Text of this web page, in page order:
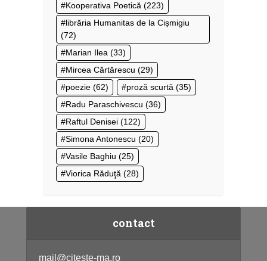
Kooperativa Poetică (223)
librăria Humanitas de la Cișmigiu
(72)
Marian Ilea (33)
Mircea Cărtărescu (29)
poezie (62) proză scurtă (35)
Radu Paraschivescu (36)
Raftul Denisei (122)
Simona Antonescu (20)
Vasile Baghiu (25)
Viorica Răduţă (28)
contact
mail@citeste-ma.ro